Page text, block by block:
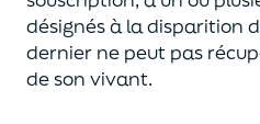
désignés à la disparition
dernier ne peut pas réc
de son vivant.